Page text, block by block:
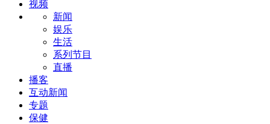
视频
新闻
娱乐
生活
系列节目
直播
播客
互动新闻
专题
保健